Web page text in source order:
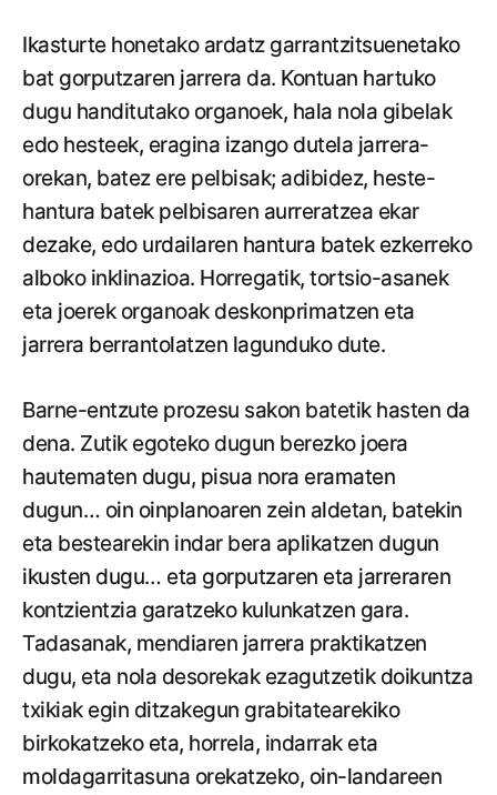
Ikasturte honetako ardatz garrantzitsuenetako
bat gorputzaren jarrera da. Kontuan hartuko
dugu handitutako organoek, hala nola gibelak
edo hesteek, eragina izango dutela jarrera-
orekan, batez ere pelbisak; adibidez, heste-
hantura batek pelbisaren aurreratzea ekar
dezake, edo urdailaren hantura batek ezkerreko
alboko inklinazioa. Horregatik, tortsio-asanek
eta joerek organoak deskonprimatzen eta
jarrera berrantolatzen lagunduko dute.
Barne-entzute prozesu sakon batetik hasten da
dena. Zutik egoteko dugun berezko joera
hautematen dugu, pisua nora eramaten
dugun… oin oinplanoaren zein aldetan, batekin
eta bestearekin indar bera aplikatzen dugun
ikusten dugu… eta gorputzaren eta jarreraren
kontzientzia garatzeko kulunkatzen gara.
Tadasanak, mendiaren jarrera praktikatzen
dugu, eta nola desorekak ezagutzetik doikuntza
txikiak egin ditzakegun grabitatearekiko
birkokatzeko eta, horrela, indarrak eta
moldagarritasuna orekatzeko, oin-landareen